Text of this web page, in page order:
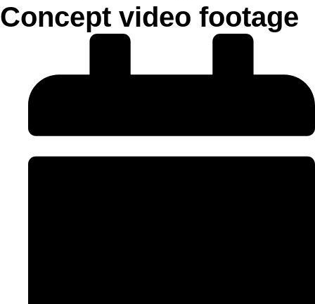
Concept video footage